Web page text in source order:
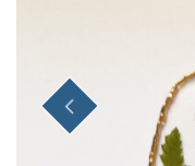
PREVIOUS